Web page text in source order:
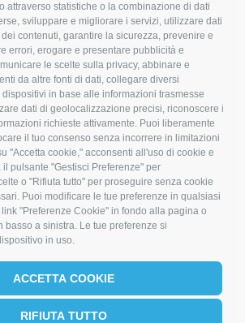
attraverso statistiche o la combinazione di dati
sviluppare e migliorare i servizi, utilizzare dati
contenuti, garantire la sicurezza, prevenire e
errori, erogare e presentare pubblicità e
le scelte sulla privacy, abbinare e
da altre fonti di dati, collegare diversi
in base alle informazioni trasmesse
dati di geolocalizzazione precisi, riconoscere i
richieste attivamente. Puoi liberamente
il tuo consenso senza incorrere in limitazioni
"Accetta cookie," acconsenti all'uso di cookie e
pulsante "Gestisci Preferenze" per
o "Rifiuta tutto" per proseguire senza cookie
Puoi modificare le tue preferenze in qualsiasi
"Preferenze Cookie" in fondo alla pagina o
basso a sinistra. Le tue preferenze si
in uso.
ACCETTA COOKIE
RIFIUTA TUTTO